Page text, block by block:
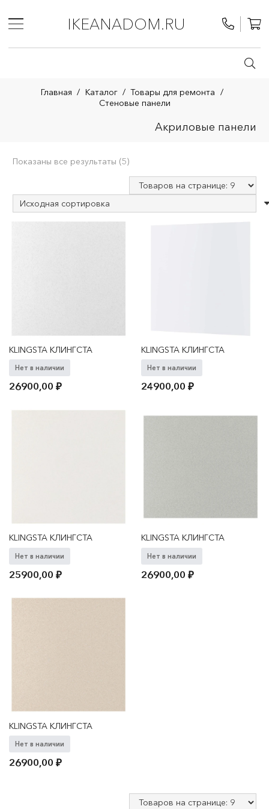
IKEANADOM.RU
Главная / Каталог / Товары для ремонта /
Стеновые панели
Акриловые панели
Показаны все результаты (5)
KLINGSTA КЛИНГСТА
Нет в наличии
26900,00₽
KLINGSTA КЛИНГСТА
Нет в наличии
24900,00₽
KLINGSTA КЛИНГСТА
Нет в наличии
25900,00₽
KLINGSTA КЛИНГСТА
Нет в наличии
26900,00₽
KLINGSTA КЛИНГСТА
Нет в наличии
26900,00₽